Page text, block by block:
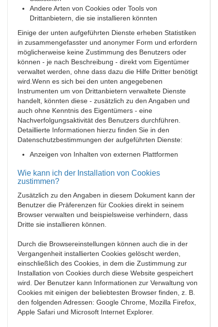
Andere Arten von Cookies oder Tools von
Drittanbietern, die sie installieren könnten
Einige der unten aufgeführten Dienste erheben Statistiken
in zusammengefasster und anonymer Form und erfordern
möglicherweise keine Zustimmung des Benutzers oder
können - je nach Beschreibung - direkt vom Eigentümer
verwaltet werden, ohne dass dazu die Hilfe Dritter benötigt
wird.Wenn es sich bei den unten angegebenen
Instrumenten um von Drittanbietern verwaltete Dienste
handelt, könnten diese - zusätzlich zu den Angaben und
auch ohne Kenntnis des Eigentümers - eine
Nachverfolgungsaktivität des Benutzers durchführen.
Detaillierte Informationen hierzu finden Sie in den
Datenschutzbestimmungen der aufgeführten Dienste:
Anzeigen von Inhalten von externen Plattformen
Wie kann ich der Installation von Cookies
zustimmen?
Zusätzlich zu den Angaben in diesem Dokument kann der
Benutzer die Präferenzen für Cookies direkt in seinem
Browser verwalten und beispielsweise verhindern, dass
Dritte sie installieren können.
Durch die Browsereinstellungen können auch die in der
Vergangenheit installierten Cookies gelöscht werden,
einschließlich des Cookies, in dem die Zustimmung zur
Installation von Cookies durch diese Website gespeichert
wird. Der Benutzer kann Informationen zur Verwaltung von
Cookies mit einigen der beliebtesten Browser finden, z. B.
den folgenden Adressen: Google Chrome, Mozilla Firefox,
Apple Safari und Microsoft Internet Explorer.